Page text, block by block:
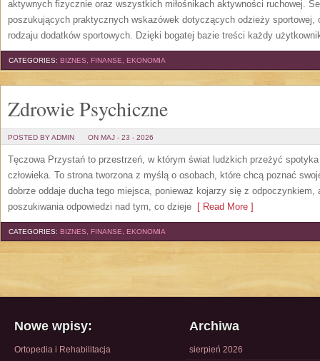
aktywnych fizycznie oraz wszystkich miłośnikach aktywności ruchowej.
poszukujących praktycznych wskazówek dotyczących odzieży sportowej,
rodzaju dodatków sportowych. Dzięki bogatej bazie treści każdy
CATEGORIES: BIZNES, FINANSE, EKONOMIA
Zdrowie Psychiczne
POSTED BY ADMIN ON MAJ - 23 - 2026
Tęczowa Przystań to przestrzeń, w którym świat ludzkich przeżyć
człowieka. To strona tworzona z myślą o osobach, które chcą poznać
dobrze oddaje ducha tego miejsca, ponieważ kojarzy się z odpoczynkiem,
poszukiwania odpowiedzi nad tym, co dzieje [ Read More ]
CATEGORIES: BIZNES, FINANSE, EKONOMIA
Nowe wpisy:
Ortopedia i Rehabilitacja
Archiwa
sierpień 2026